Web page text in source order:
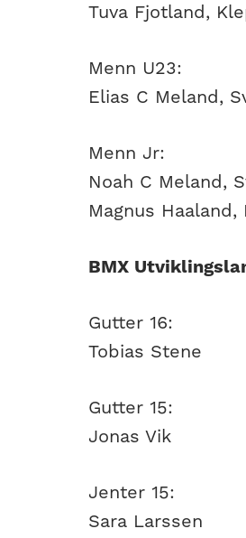
Tuva Fjotland,
Menn U23:
Elias C Meland,
Menn Jr:
Noah C Meland,
Magnus Haaland,
BMX
Gutter 16:
Tobias Stene
Gutter 15:
Jonas Vik
Jenter 15:
Sara Larssen